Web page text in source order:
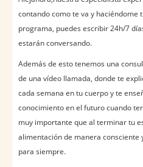
contando como te va y haciéndome
programa, puedes escribir 24h/7
estarán conversando.
Además de esto tenemos una
de una vídeo llamada, donde te
cada semana en tu cuerpo y te
conocimiento en el futuro cuando
muy importante que al terminar tu
alimentación de manera consciente
para siempre.